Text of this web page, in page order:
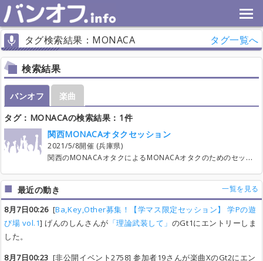
タグ検索結果：MONACA タグ一覧へ
検索結果
バンオフ
楽曲
タグ：MONACAの検索結果：1件
関西MONACAオタクセッション
2021/5/8開催 (兵庫県)
関西のMONACAオタクによるMONACAオタクのためのセッションイベントになります！ MONACA所属アーティスト作曲、作詞、編曲楽曲ならなんでもOK！ 是非お誘い合わせの上お越しくださいませ！ 参加費1000〜2000円(参加人数により前後します) 曲に関しまして、直前リハを含めて1曲15分目安とし、20曲程で回していこうと思います。 楽曲はこちら https://monaca-music.net/wiki/MONACA
最近の動き 一覧を見る
8月7日00:26[Ba,Key,Other募集！【学マス限定セッション】 学Pの遊
び場 vol.1] げんのしんさんが 「理論武装して」 のGt1にエントリーしま
した。
8月7日00:23 [非公開イベント2758] 参加者19さんが楽曲XのGt2にエン